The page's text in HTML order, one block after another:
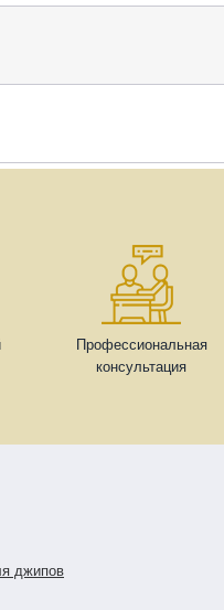
Профессиональная
консультация
джипов